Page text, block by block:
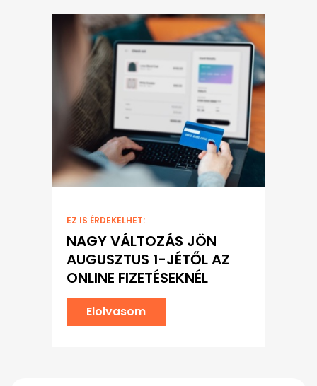
EZ IS ÉRDEKELHET:
NAGY VÁLTOZÁS JÖN
AUGUSZTUS 1-JÉTŐL AZ
ONLINE FIZETÉSEKNÉL
Elolvasom